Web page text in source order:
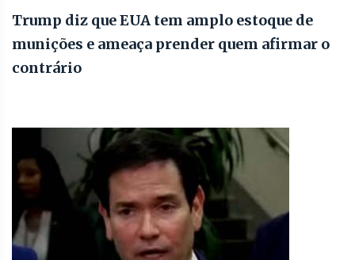
Trump diz que EUA tem amplo estoque de
munições e ameaça prender quem afirmar o
contrário